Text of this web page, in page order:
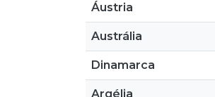
Áustria
Austrália
Dinamarca
Argélia